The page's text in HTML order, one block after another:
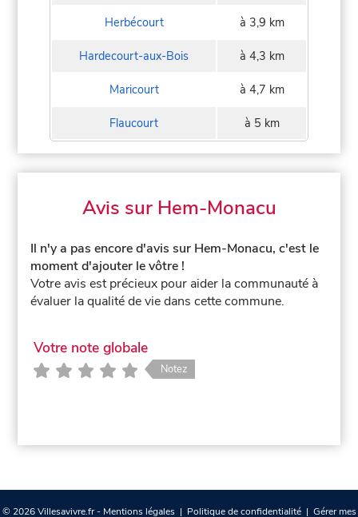
Herbécourt à 3,9 km
Hardecourt-aux-Bois à 4,3 km
Maricourt à 4,7 km
Flaucourt à 5 km
Avis sur Hem-Monacu
Il n'y a pas encore d'avis sur Hem-Monacu, c'est le
moment d'ajouter le vôtre !
Votre avis est précieux pour aider la communauté à
évaluer la qualité de vie dans cette commune.
Votre note globale
Notez
© 2026 Villesavivre.fr - Mentions légales| Politique de confidentialité| Gérer mes